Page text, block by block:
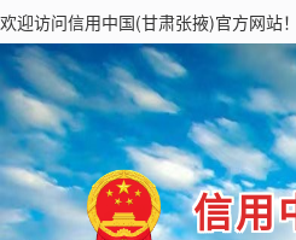
欢迎访问信用中国(甘肃张掖)官方网站
信用